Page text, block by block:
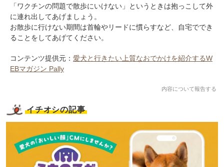
「ワクチンの問題で散歩にいけない」というときは抱っこして外
に連れ出してあげましょう。
お散歩に行けない期間は首輪やリードに慣らすなど、自宅ででき
ることをしてあげてください。
コンテンツ提供元： 愛犬と行きたい上質なおでかけを紹介するW
EBマガジン Pally
内容について報告する
イチオシの記事